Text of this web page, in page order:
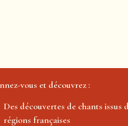
vous et découvrez :
Des découvertes de chants issus
régions françaises